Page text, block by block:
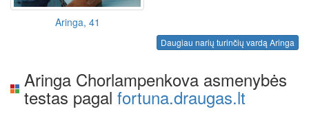
Aringa, 41
Daugiau narių turinčių vardą Aringa
Aringa Chorlampenkova asmenybės
testas pagal fortuna.draugas.lt